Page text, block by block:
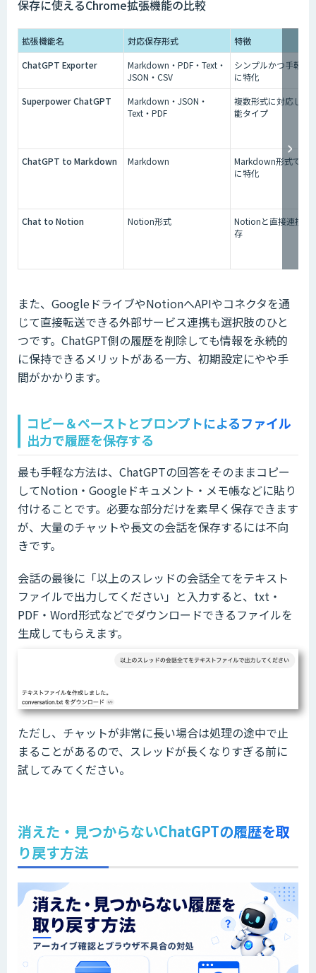
保存に使えるChrome拡張機能の比較
拡張機能名 対応保存形式
特徴
ChatGPT Exporter
Markdown・PDF・Text・
JSON・CSV
シンプルかつ手軽な
に特化
Superpower ChatGPT
Markdown・JSON・
Text・PDF
複数形式に対応した
能タイプ
ChatGPT to Markdown Markdown
Markdown形式での
に特化
Chat to Notion Notion形式
Notionと直接連携し
存
また、GoogleドライブやNotionへAPIやコネクタを通
じて直接転送できる外部サービス連携も選択肢のひと
つです。ChatGPT側の履歴を削除しても情報を永続的
に保持できるメリットがある一方、初期設定にやや手
間がかかります。
コピー＆ペーストとプロンプトによるファイル
出力で履歴を保存する
最も手軽な方法は、ChatGPTの回答をそのままコピー
してNotion・Googleドキュメント・メモ帳などに貼り
付けることです。必要な部分だけを素早く保存できます
が、大量のチャットや長文の会話を保存するには不向
きです。
会話の最後に「以上のスレッドの会話全てをテキスト
ファイルで出力してください」と入力すると、txt・
PDF・Word形式などでダウンロードできるファイルを
生成してもらえます。
ただし、チャットが非常に長い場合は処理の途中で止
まることがあるので、スレッドが長くなりすぎる前に
試してみてください。
消えた・見つからないChatGPTの履歴を取
り戻す方法